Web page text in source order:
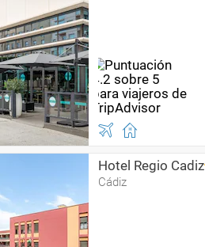
Hotel Regio Cadiz
Cádiz